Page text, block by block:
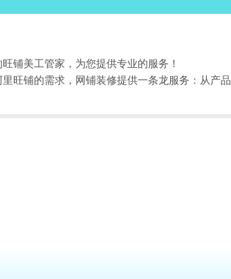
铺美工管家，为您提供专业的服务！
旺铺的需求，网铺装修提供一条龙服务：从产